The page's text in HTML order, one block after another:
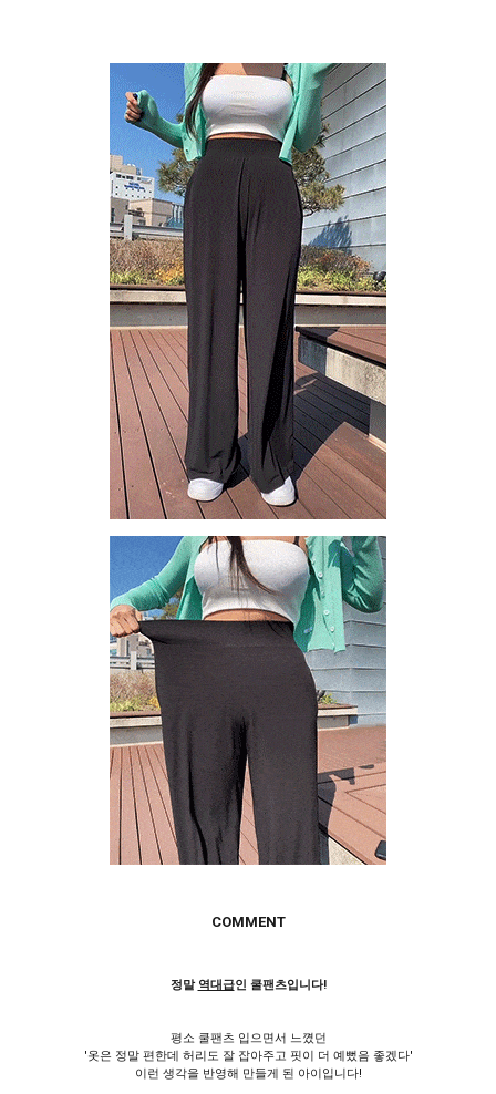
COMMENT
정말 역대급인 쿨팬츠입니다!
평소 쿨팬츠 입으면서 느꼈던
'옷은 정말 편한데 허리도 잘 잡아주고 핏이 더 예뻤음 좋겠다'
이런 생각을 반영해 만들게 된 아이입니다!